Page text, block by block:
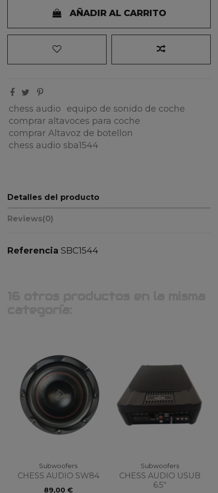
AÑADIR AL CARRITO
chess audio
equipo de sonido de coche
comprar altavoces para coche
comprar Altavoz de botellon
chess audio sba1544
Detalles del producto
Reviews(0)
Referencia SBC1544
Subwoofers
CHESS AUDIO SW84
89,00 €
Subwoofers
CHESS AUDIO USUB
6.5"